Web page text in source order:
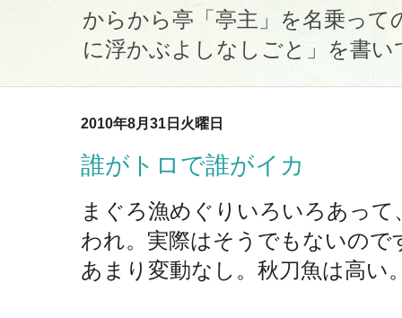
からから亭「亭主」を名乗っ
に浮かぶよしなしごと」を書い
2010年8月31日火曜日
誰がトロで誰がイカ
まぐろ漁めぐりいろいろあっ
われ。実際はそうでもないので
あまり変動なし。秋刀魚は高い